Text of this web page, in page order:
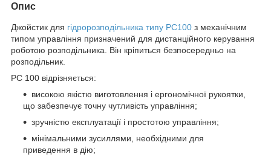
Опис
Джойстик для гідророзподільника типу РС100 з механічним
типом управління призначений для дистанційного керування
роботою розподільника. Він кріпиться безпосередньо на
розподільник.
PC 100 відрізняється:
високою якістю виготовлення і ергономічної рукоятки,
що забезпечує точну чутливість управління;
зручністю експлуатації і простотою управління;
мінімальними зусиллями, необхідними для
приведення в дію;